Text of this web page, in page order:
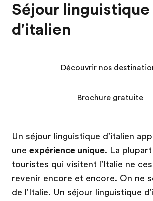
Séjour linguistique
d'italien
Un séjour linguistique d'italien
une expérience unique. La
touristes qui visitent l'Italie ne
revenir encore et encore. On ne
de l'Italie. Un séjour linguistique
Découvrir nos
Brochure gratuite